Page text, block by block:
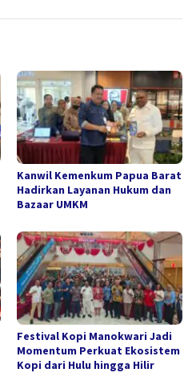
Kanwil Kemenkum Papua Barat
Hadirkan Layanan Hukum dan
Bazaar UMKM
Festival Kopi Manokwari Jadi
Momentum Perkuat Ekosistem
Kopi dari Hulu hingga Hilir